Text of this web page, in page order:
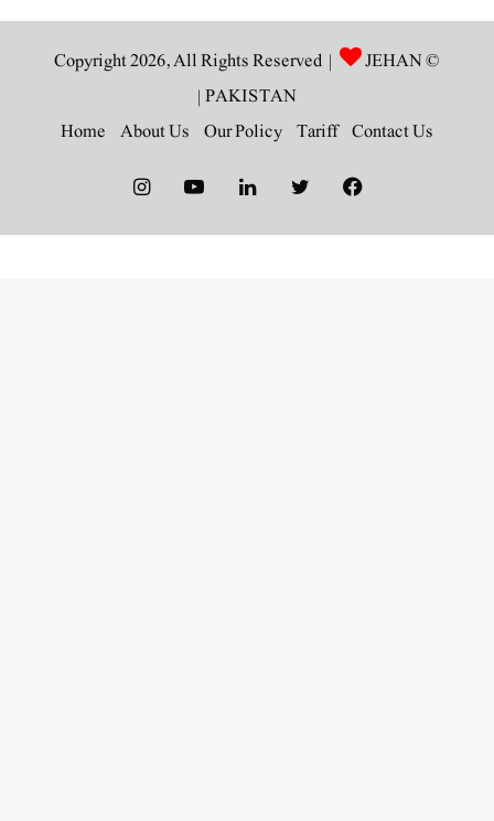
© Copyright 2026, All Rights Reserved |
JEHAN
PAKISTAN
|
Contact Us
Tariff
Our Policy
About Us
Home
Facebook
Twitter
LinkedIn
YouTube
Instagram